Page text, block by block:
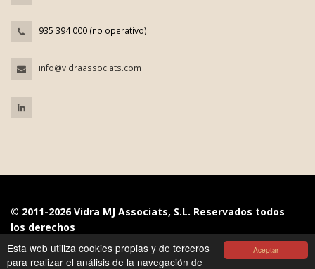
Aceptar
Esta web utiliza cookies propias y de terceros
para realizar el análisis de la navegación de
935 394 000 (no operativo)
info@vidraassociats.com
© 2011-2026 Vidra MJ Associats, S.L. Reservados todos
los derechos
Aviso Legal | Política de Privacidad | Política de Cookies